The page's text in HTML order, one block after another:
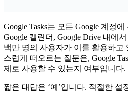
Google Tasks는 모든 Google 계정
Google 캘린더, Google Drive 내에
백만 명의 사용자가 이를 활용하고
스럽게 떠오르는 질문은, Google
제로 사용할 수 있는지 여부입니다.
짧은 대답은 ‘예’입니다. 적절한 설